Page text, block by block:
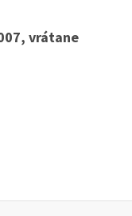
vrátane